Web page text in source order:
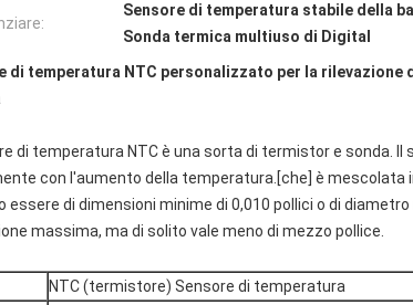
Sensore di temperatura stabile della
Sonda termica multiuso di Digital
di temperatura NTC personalizzato per la
di temperatura NTC è una sorta di termistor e sonda.
con l'aumento della temperatura.[che] è mescolata
essere di dimensioni minime di 0,010 pollici o di
massima, ma di solito vale meno di mezzo pollice.
NTC (termistore) Sensore di temperatura